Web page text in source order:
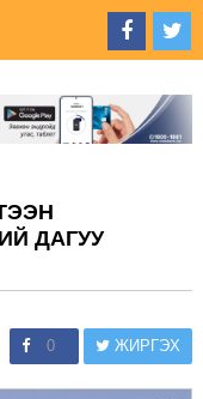
ДАГУУ
0 ЖИРГЭХ